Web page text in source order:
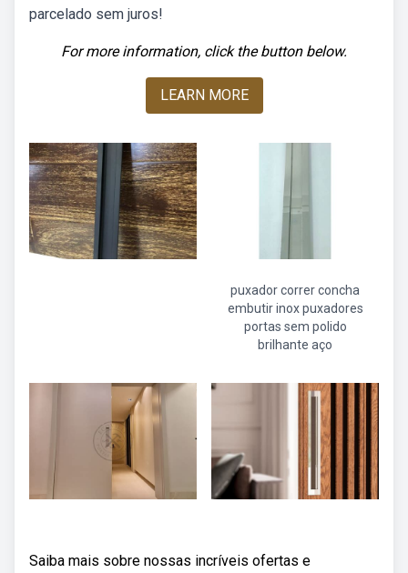
parcelado sem juros!
For more information, click the button below.
LEARN MORE
puxador correr concha
embutir inox puxadores
portas sem polido
brilhante aço
Saiba mais sobre nossas incríveis ofertas e